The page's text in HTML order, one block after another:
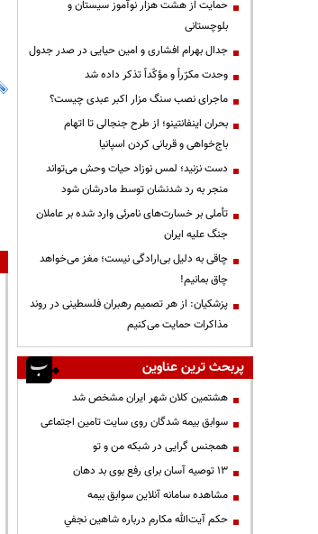
حمایت از هشت هزار نوآموز سیستان و
بلوچستانی
جدال بهرام افشاری و امین حیایی در صدر جدول
وحدت مکرّراً و مؤکّداً تذکر داده شد
ماجرای نصب سنگ مزار اکبر عبدی چیست؟
بحران اینفانتینو؛ از طرح جنجالی تا اتهام
باج‌خواهی و قربانی کردن اسپانیا
دست نزنید؛ لمس نوزاد حیات وحش می‌تواند
منجر به رد شدنشان توسط مادرشان شود
تأملی بر خسارت‌های نامرئی وارد شده بر عاملان
جنگ علیه ایران
چاقی به دلیل بی‌ارادگی نیست؛ مغز می‌خواهد
چاق بمانیم!
پزشکیان: از هر تصمیم رهبران فلسطینی در روند
مذاکرات حمایت می‌کنیم
پربحث ترین عناوین
هشتمین کلان شهر ایران مشخص شد
سوابق بیمه شدگان روی سایت تامین اجتماعی
همجنس گرایی در شبکه من و تو
13 توصیه آسان برای رفع بوی بد دهان
مشاهده سامانه آنلاين سوابق بیمه
حكم آيت‌الله مكارم درباره شاهين نجفي